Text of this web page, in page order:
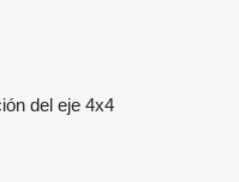
del eje 4x4